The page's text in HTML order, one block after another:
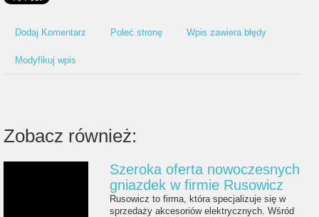
Dodaj Komentarz Poleć stronę Wpis zawiera błędy
Modyfikuj wpis
Zobacz również:
Szeroka oferta nowoczesnych
gniazdek w firmie Rusowicz
Rusowicz to firma, która specjalizuje się w
sprzedaży akcesoriów elektrycznych. Wśród